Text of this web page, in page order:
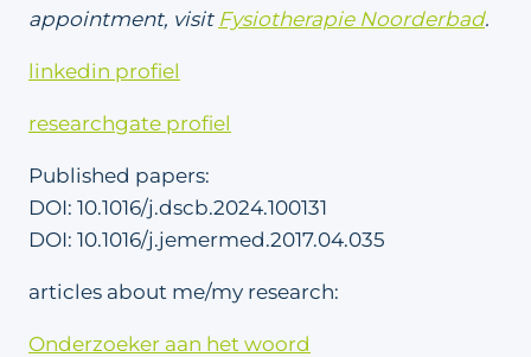
appointment, visit Fysiotherapie Noorderbad.
linkedin profiel
researchgate profiel
Published papers:
DOI: 10.1016/j.dscb.2024.100131
DOI: 10.1016/j.jemermed.2017.04.035
articles about me/my research:
Onderzoeker aan het woord